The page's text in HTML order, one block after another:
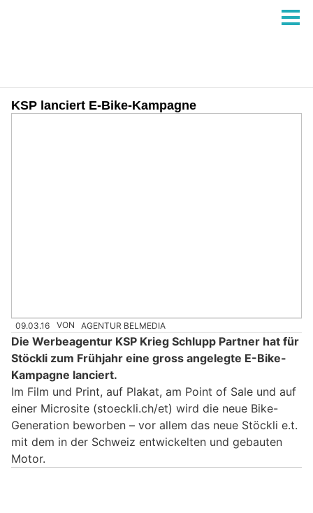
KSP lanciert E-Bike-Kampagne
09.03.16 VON AGENTUR BELMEDIA
Die Werbeagentur KSP Krieg Schlupp Partner hat für
Stöckli zum Frühjahr eine gross angelegte E-Bike-
Kampagne lanciert.
Im Film und Print, auf Plakat, am Point of Sale und auf
einer Microsite (stoeckli.ch/et) wird die neue Bike-
Generation beworben – vor allem das neue Stöckli e.t.
mit dem in der Schweiz entwickelten und gebauten
Motor.